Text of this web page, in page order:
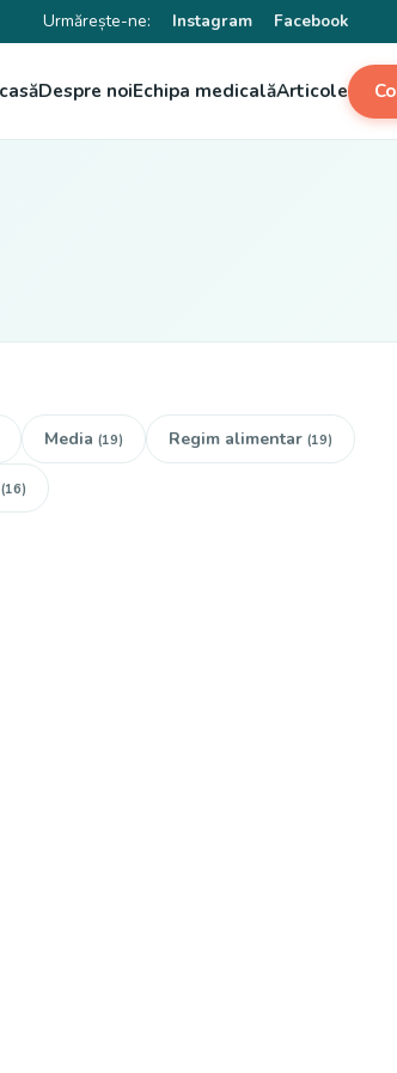
Urmărește-ne: Instagram Facebook
Despre noiEchipa medicalăArticole
Media (19) Regim alimentar (19)
(16)